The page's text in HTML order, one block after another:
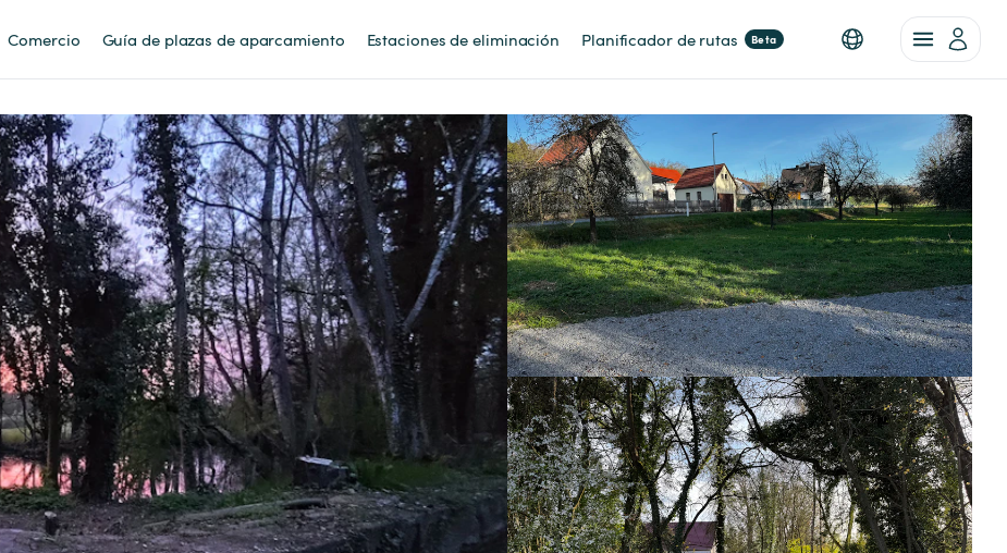
Comercio Guía de plazas de aparcamiento Estaciones de eliminación Planificador de rutas Beta